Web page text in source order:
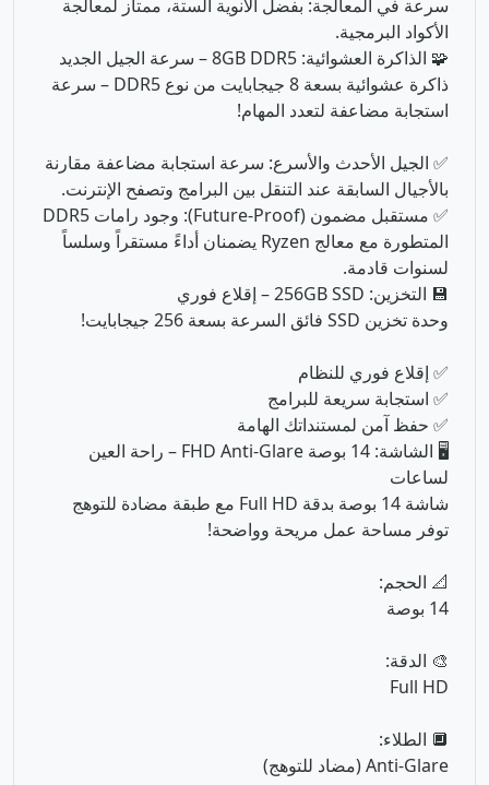
✅ الجيل الأحدث والأسرع: سرعة استجابة مضاعفة مقارنة
بالأجيال السابقة عند التنقل بين البرامج وتصفح الإنترنت.
✅ مستقبل مضمون (Future-Proof): وجود رامات DDR5
المتطورة مع معالج Ryzen يضمنان أداءً مستقراً وسلساً
💾 التخزين: 256GB SSD – إقلاع فوري
وحدة تخزين SSD فائق السرعة بسعة 256 جيجابايت!
✅ إقلاع فوري للنظام
✅ استجابة سريعة للبرامج
✅ حفظ آمن لمستنداتك الهامة
🖥️ الشاشة: 14 بوصة FHD Anti-Glare – راحة العين
توفر مساحة عمل مريحة وواضحة!
📐 الحجم:
14 بوصة
🎨 الدقة:
🔲 الطلاء:
الأكواد البرمجية براحة تامة، حتى تحت الإضاءة القوية أو
عند العمل لساعات طويلة.